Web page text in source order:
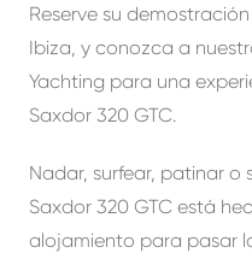
Reserve su
Ibiza, y conozca a
Yachting para una
Saxdor 320 GTC.
Nadar, surfear, patinar o
Saxdor 320 GTC está
alojamiento para pasar